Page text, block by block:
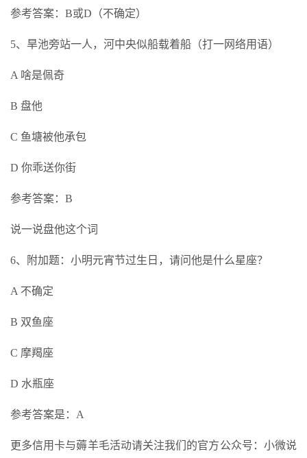
参考答案：B或D（不确定）
5、旱池旁站一人，河中央似船载着船（打一网络用语）
A 啥是佩奇
B 盘他
C 鱼塘被他承包
D 你乖送你街
参考答案：B
说一说盘他这个词
6、附加题：小明元宵节过生日，请问他是什么星座？
A 不确定
B 双鱼座
C 摩羯座
D 水瓶座
参考答案是：A
更多信用卡与薅羊毛活动请关注我们的官方公众号：小微说